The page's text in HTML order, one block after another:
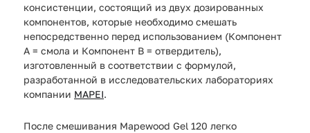
консистенции, состоящий из двух дозированных
компонентов, которые необходимо смешать
непосредственно перед использованием (Компонент
А = смола и Компонент В = отвердитель),
изготовленный в соответствии с формулой,
разработанной в исследовательских лабораториях
компании MAPEI.
После смешивания Mapewood Gel 120 легко